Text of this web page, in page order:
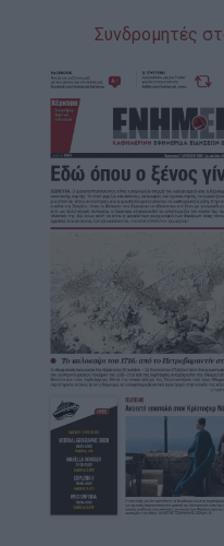
Συνδρομητές